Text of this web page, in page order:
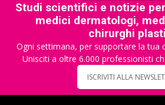
Studi scientifici e notizie
medici dermatologi,
chirurghi
Ogni settimana, per supportare la tua
Unisciti a oltre 6.000 professionisti
ISCRIVITI ALLA